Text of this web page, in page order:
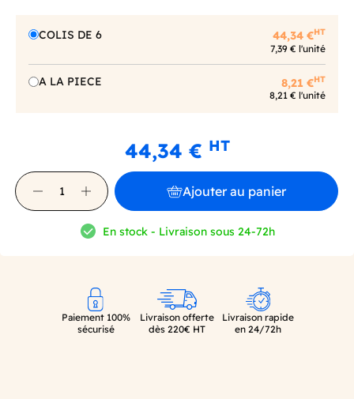
COLIS DE 6 44,34 €HT
7,39 € l'unité
A LA PIECE 8,21 €HT
8,21 € l'unité
44,34 € HT
Ajouter au panier
En stock - Livraison sous 24-72h
Paiement 100%
sécurisé
Livraison offerte
dès 220€ HT
Livraison rapide
en 24/72h